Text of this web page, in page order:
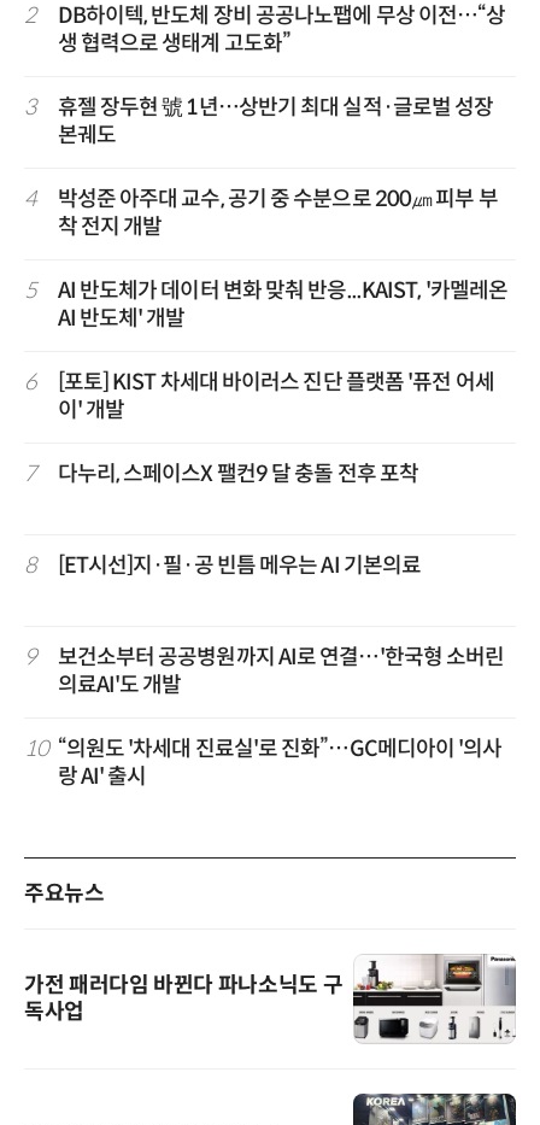
2
DB하이텍, 반도체 장비 공공나노팹에 무상 이전…“상
생 협력으로 생태계 고도화”
3
휴젤 장두현 號 1년…상반기 최대 실적·글로벌 성장
본궤도
4
박성준 아주대 교수, 공기 중 수분으로 200㎛ 피부 부
착 전지 개발
5
AI 반도체가 데이터 변화 맞춰 반응...KAIST, '카멜레온
AI 반도체' 개발
6
[포토] KIST 차세대 바이러스 진단 플랫폼 '퓨전 어세
이' 개발
7 다누리, 스페이스X 팰컨9 달 충돌 전후 포착
8 [ET시선]지·필·공 빈틈 메우는 AI 기본의료
9
보건소부터 공공병원까지 AI로 연결…'한국형 소버린
의료AI'도 개발
10 “의원도 '차세대 진료실'로 진화”…GC메디아이 '의사
랑 AI' 출시
주요뉴스
가전 패러다임 바뀐다 파나소닉도 구
독사업